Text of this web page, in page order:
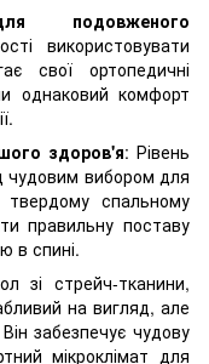
подовженого
використовувати
свої ортопедичні
однаковий комфорт
здоров'я: Рівень
чудовим вибором для
спальному
правильну поставу
в спині.
зі стрейч-тканини,
на вигляд, але
забезпечує чудову
мікроклімат для